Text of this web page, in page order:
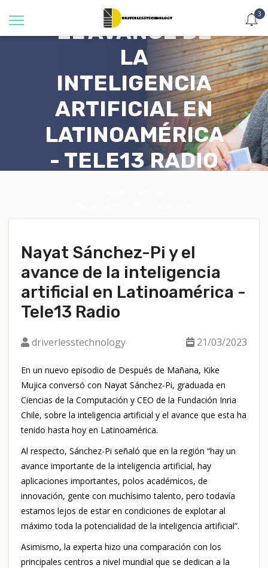
3
SÁNCHEZ-PI Y
EL AVANCE DE
LA
INTELIGENCIA
ARTIFICIAL EN
LATINOAMÉRICA
- TELE13 RADIO
inteligencia artificial en Latinoamérica - Tele13
Nayat Sánchez-Pi y el
avance de la inteligencia
artificial en Latinoamérica -
Tele13 Radio
driverlesstechnology 21/03/2023
En un nuevo episodio de Después de Mañana, Kike
Mujica conversó con Nayat Sánchez-Pi, graduada en
Ciencias de la Computación y CEO de la Fundación Inria
Chile, sobre la inteligencia artificial y el avance que esta ha
tenido hasta hoy en Latinoamérica.
Al respecto, Sánchez-Pi señaló que en la región “hay un
avance importante de la inteligencia artificial, hay
aplicaciones importantes, polos académicos, de
innovación, gente con muchísimo talento, pero todavía
estamos lejos de estar en condiciones de explotar al
máximo toda la potencialidad de la inteligencia artificial”.
Asimismo, la experta hizo una comparación con los
principales centros a nivel mundial que se dedican a la